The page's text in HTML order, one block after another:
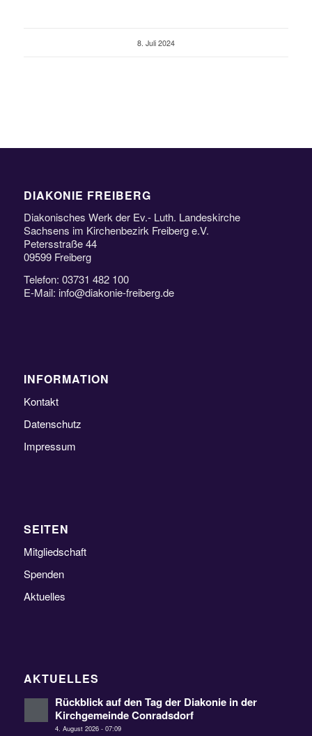
8. Juli 2024
DIAKONIE FREIBERG
Diakonisches Werk der Ev.- Luth. Landeskirche
Sachsens im Kirchenbezirk Freiberg e.V.
Petersstraße 44
09599 Freiberg
Telefon: 03731 482 100
E-Mail: info@diakonie-freiberg.de
INFORMATION
Kontakt
Datenschutz
Impressum
SEITEN
Mitgliedschaft
Spenden
Aktuelles
AKTUELLES
Rückblick auf den Tag der Diakonie in der
Kirchgemeinde Conradsdorf
4. August 2026 - 07:09